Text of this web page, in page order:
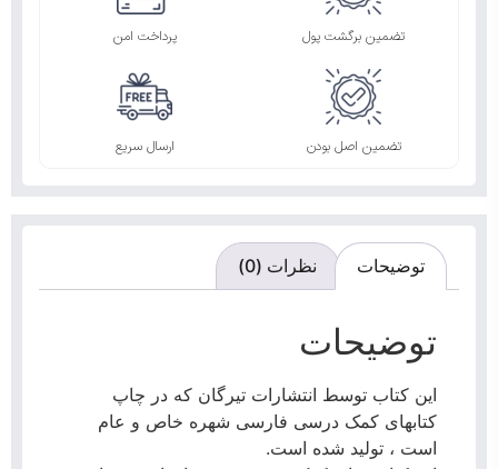
تضمین برگشت پول پرداخت امن
تضمین اصل بودن ارسال سریع
توضیحات نظرات (0)
توضیحات
این کتاب توسط انتشارات تیرگان که در چاپ
کتابهای کمک درسی فارسی شهره خاص و عام
است ، تولید شده است.